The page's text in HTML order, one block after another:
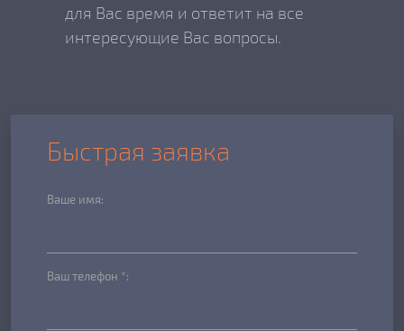
для Вас время и ответит на все
интересующие Вас вопросы.
Быстрая заявка
Ваше имя:
Ваш телефон *: